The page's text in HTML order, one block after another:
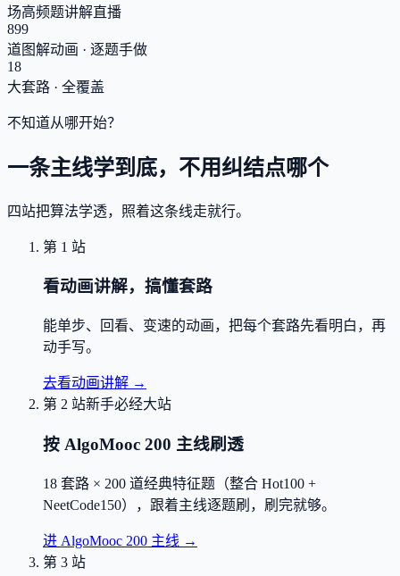
场高频题讲解直播
899
道图解动画 · 逐题手做
18
大套路 · 全覆盖
不知道从哪开始？
一条主线学到底，不用纠结点哪个
四站把算法学透，照着这条线走就行。
第 1 站
看动画讲解，搞懂套路
能单步、回看、变速的动画，把每个套路先看明白，再
动手写。
去看动画讲解 →
第 2 站新手必经大站
按 AlgoMooc 200 主线刷透
18 套路 × 200 道经典特征题（整合 Hot100 +
NeetCode150），跟着主线逐题刷，刷完就够。
进 AlgoMooc 200 主线 →
第 3 站